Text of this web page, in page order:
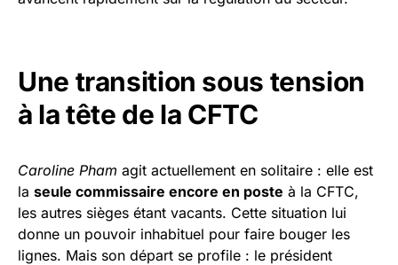
Une transition sous tension
à la tête de la CFTC
Caroline Pham agit actuellement en solitaire : elle est
la seule commissaire encore en poste à la CFTC,
les autres sièges étant vacants. Cette situation lui
donne un pouvoir inhabituel pour faire bouger les
lignes. Mais son départ se profile : le président